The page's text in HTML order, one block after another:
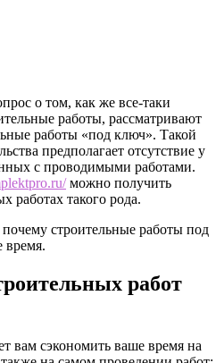
о том, как же все-таки
работы, рассматривают
работы «под ключ». Такой
предполагает отсутствие у
с проводимыми работами.
можно получить
работах такого рода.
строительные работы под
время.
работ
вам сэкономить ваше время на